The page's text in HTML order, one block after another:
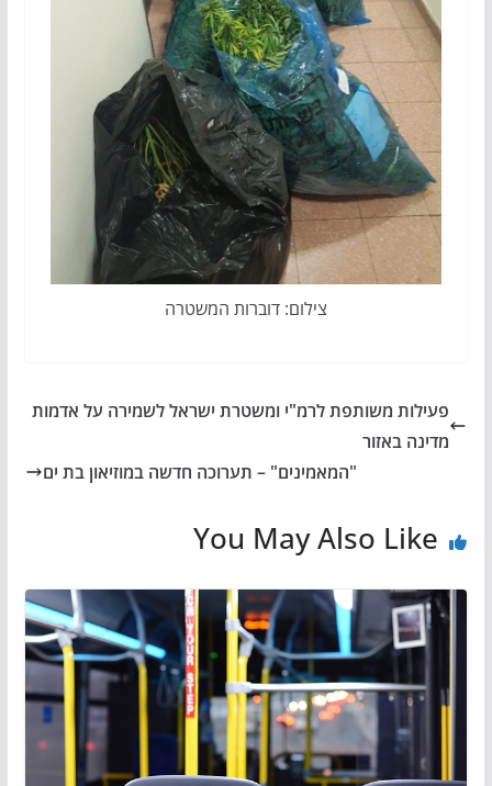
צילום: דוברות המשטרה
פעילות משותפת לרמ"י ומשטרת ישראל לשמירה על אדמות
מדינה באזור
"המאמינים" – תערוכה חדשה במוזיאון בת ים
You May Also Like